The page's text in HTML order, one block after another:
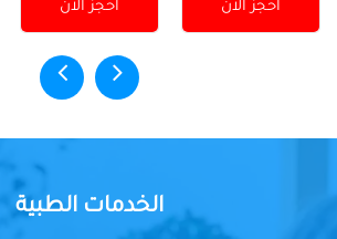
احجز الان احجز الان
الخدمات الطبية